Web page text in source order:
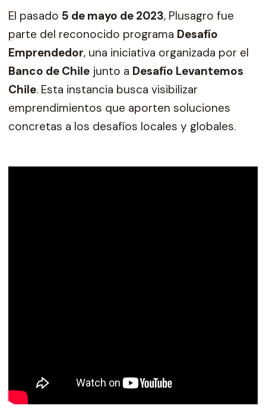
El pasado 5 de mayo de 2023, Plusagro fue
parte del reconocido programa Desafío
Emprendedor, una iniciativa organizada por el
Banco de Chile junto a Desafío Levantemos
Chile. Esta instancia busca visibilizar
emprendimientos que aporten soluciones
concretas a los desafíos locales y globales.